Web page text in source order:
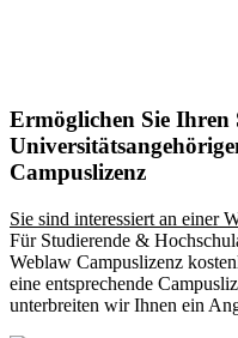
Ermöglichen Sie Ihren
Campuslizenz
Sie sind interessiert an einer
Für Studierende &
Weblaw Campuslizenz
eine entsprechende
unterbreiten wir Ihnen ein